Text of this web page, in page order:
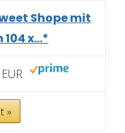
Shope mit
x...*
»